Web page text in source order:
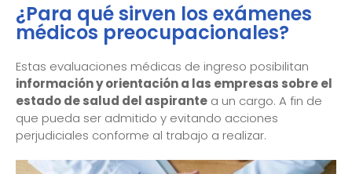
¿Para qué sirven los exámenes
médicos preocupacionales?
Estas evaluaciones médicas de ingreso posibilitan
información y orientación a las empresas sobre el
estado de salud del aspirante a un cargo. A fin de
que pueda ser admitido y evitando acciones
perjudiciales conforme al trabajo a realizar.